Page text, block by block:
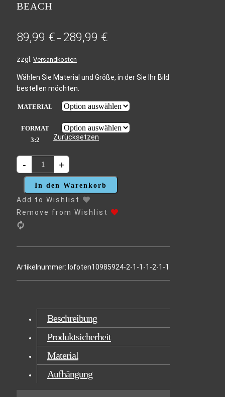
BEACH
89,99 € – 289,99 €
zzgl. Versandkosten
Wählen Sie Material und Größe, in der Sie Ihr Bild
bestellen möchten.
MATERIAL
FORMAT
3:2
Zurücksetzen
-
RUHIGE
ZEIT
AM
UTTAKLEIV
+
In den Warenkorb
Add to Wishlist
Remove from Wishlist
Artikelnummer: lofoten10985924-2-1-1-1-2-1-1
Beschreibung
Produktsicherheit
Material
Aufhängung